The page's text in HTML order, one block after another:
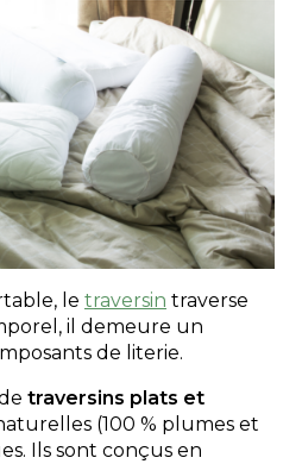
le traversin traverse
il demeure un
de literie.
traversins plats et
(100 % plumes et
Ils sont conçus en